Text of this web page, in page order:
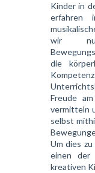
Kinder in
erfahren
wir
die
Freude
vermitteln
selbst
Um dies
einen der
kreativen